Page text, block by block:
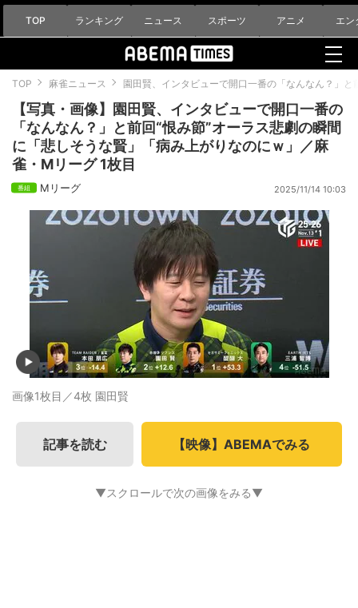
TOP ランキング ニュース スポーツ アニメ エン
TOP 麻雀ニュース 園田賢、インタビューで開口一番の「なんなん？」
【写真・画像】園田賢、インタビューで開口一番の
「なんなん？」と前回“恨み節”オーラス悲劇の瞬間
に「悲しそうな賢」「病み上がりなのにｗ」／麻
雀・Mリーグ 1枚目
Mリーグ 2025/11/14 10:03
画像1枚目／4枚 園田賢
記事を読む 【映像】ABEMAでみる
▼スクロールで次の画像をみる▼